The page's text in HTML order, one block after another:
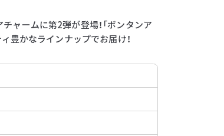
ャームに第2弾が登場！「ボンタンア
豊かなラインナップでお届け！